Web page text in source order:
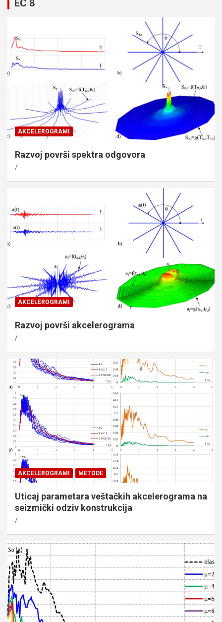
EC 8
AKCELEROGRAMI
Razvoj površi spektra odgovora
AKCELEROGRAMI
Razvoj površi akcelerograma
AKCELEROGRAMI METODE
Uticaj parametara veštačkih akcelerograma na
seizmički odziv konstrukcija